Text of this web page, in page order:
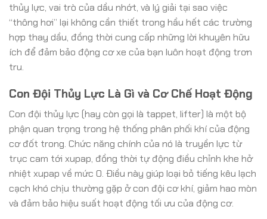
thủy lực, vai trò của dầu nhớt, và lý giải tại sao việc
“thông hơi” lại không cần thiết trong hầu hết các trường
hợp thay dầu, đồng thời cung cấp những lời khuyên hữu
ích để đảm bảo động cơ xe của bạn luôn hoạt động trơn
tru.
Con Đội Thủy Lực Là Gì và Cơ Chế Hoạt Động
Con đội thủy lực (hay còn gọi là tappet, lifter) là một bộ
phận quan trọng trong hệ thống phân phối khí của động
cơ đốt trong. Chức năng chính của nó là truyền lực từ
trục cam tới xupap, đồng thời tự động điều chỉnh khe hở
nhiệt xupap về mức 0. Điều này giúp loại bỏ tiếng kêu lạch
cạch khó chịu thường gặp ở con đội cơ khí, giảm hao mòn
và đảm bảo hiệu suất hoạt động tối ưu của động cơ.